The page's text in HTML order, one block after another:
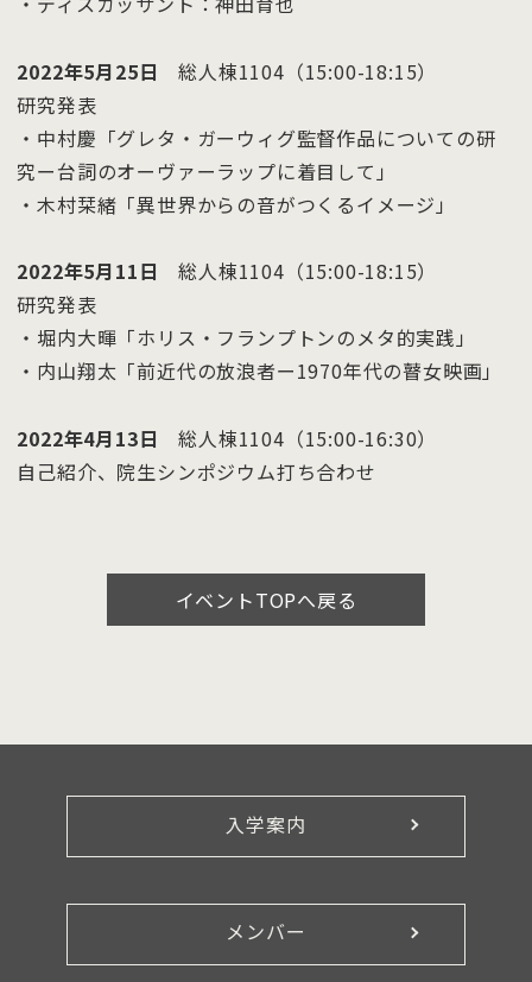
2022年5月25日 総人棟1104（15:00-18:15）
研究発表
・中村慶「グレタ・ガーウィグ監督作品についての研
究ー台詞のオーヴァーラップに着目して」
・木村栞緒「異世界からの音がつくるイメージ」
2022年5月11日 総人棟1104（15:00-18:15）
研究発表
・堀内大暉「ホリス・フランプトンのメタ的実践」
・内山翔太「前近代の放浪者ー1970年代の瞽女映画」
2022年4月13日
総人棟1104（15:00-16:30）
自己紹介、院生シンポジウム打ち合わせ
イベントTOPへ戻る
入学案内
メンバー